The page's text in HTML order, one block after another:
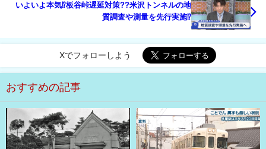
いよいよ本気⁉板谷峠遅延対策??米沢トンネルの地
質調査や測量を先行実施⁉
Xでフォローしよう
おすすめの記事